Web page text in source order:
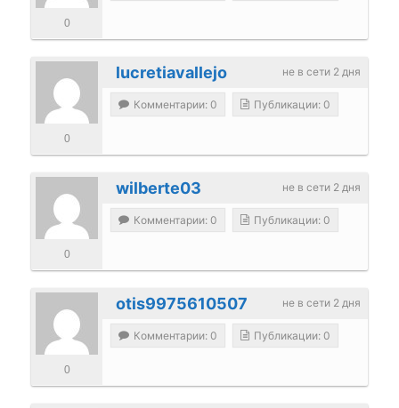
0
не в сети 2 дня
lucretiavallejo
0
Комментарии: 0 Публикации: 0
не в сети 2 дня
wilberte03
0
Комментарии: 0 Публикации: 0
не в сети 2 дня
otis9975610507
0
Комментарии: 0 Публикации: 0